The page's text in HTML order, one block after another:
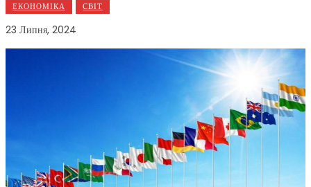
ЕКОНОМІКА СВІТ
23 Липня, 2024